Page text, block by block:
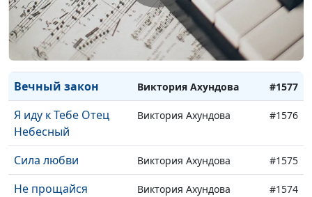
Церковь моя
Виктория Ахундова,
Трусюк Оксана,
аккомпанемент
Вечный закон Виктория Ахундова #1577
Я иду к Тебе Отец
Небесный
Виктория Ахундова #1576
Сила любви Виктория Ахундова #1575
Не прощайся Виктория Ахундова #1574